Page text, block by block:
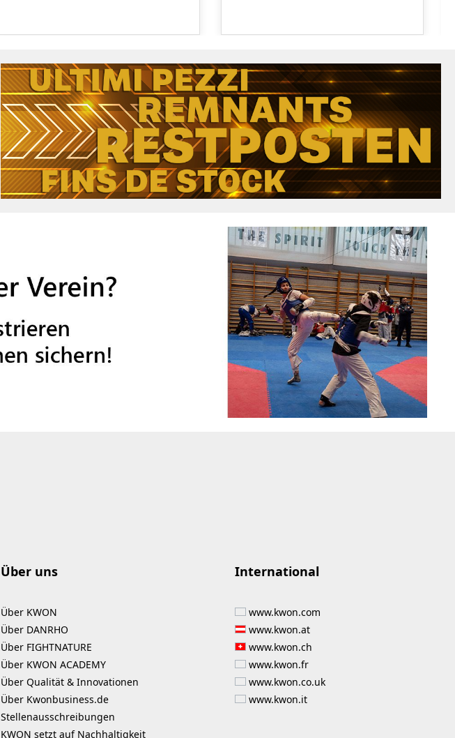
Über uns
Über KWON
Über DANRHO
Über FIGHTNATURE
Über KWON ACADEMY
Über Qualität & Innovationen
Über Kwonbusiness.de
Stellenausschreibungen
KWON setzt auf Nachhaltigkeit
International
www.kwon.com
www.kwon.at
www.kwon.ch
www.kwon.fr
www.kwon.co.uk
www.kwon.it